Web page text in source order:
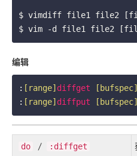
$ vimdiff file1 file2
编辑
: [range] diffget
[bufspec]
: [range] diffput [bufspec]
do / :diffget